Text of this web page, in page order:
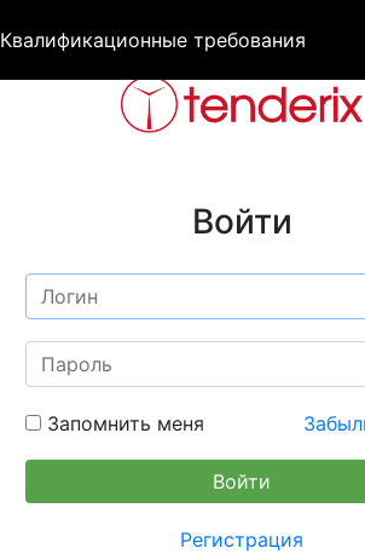
Квалификационные требования
Войти
Запомнить меня
Регистрация